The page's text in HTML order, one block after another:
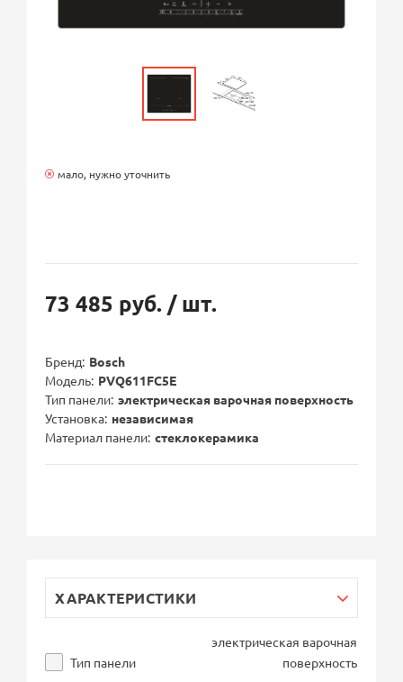
мало, нужно уточнить
73 485 руб. / шт.
Бренд Bosch
Модель PVQ611FC5E
Тип панели электрическая варочная поверхность
Установка независимая
Материал панели стеклокерамика
ХАРАКТЕРИСТИКИ
Тип панели
электрическая варочная
поверхность